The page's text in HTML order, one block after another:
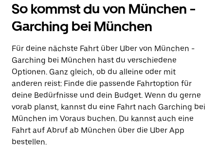
So kommst du von München -
Garching bei München
Für deine nächste Fahrt über Uber von München -
Garching bei München hast du verschiedene
Optionen. Ganz gleich, ob du alleine oder mit
anderen reist: Finde die passende Fahrtoption für
deine Bedürfnisse und dein Budget. Wenn du gerne
vorab planst, kannst du eine Fahrt nach Garching bei
München im Voraus buchen. Du kannst auch eine
Fahrt auf Abruf ab München über die Uber App
bestellen.